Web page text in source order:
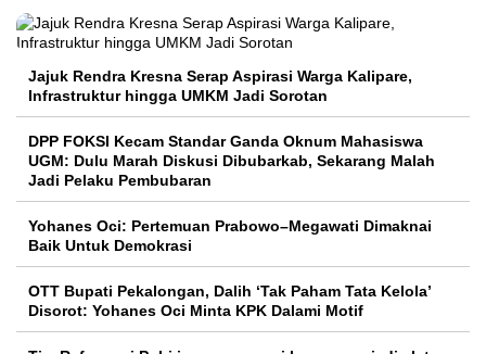
Jajuk Rendra Kresna Serap Aspirasi Warga Kalipare,
Infrastruktur hingga UMKM Jadi Sorotan
DPP FOKSI Kecam Standar Ganda Oknum Mahasiswa
UGM: Dulu Marah Diskusi Dibubarkab, Sekarang Malah
Jadi Pelaku Pembubaran
Yohanes Oci: Pertemuan Prabowo–Megawati Dimaknai
Baik Untuk Demokrasi
OTT Bupati Pekalongan, Dalih ‘Tak Paham Tata Kelola’
Disorot: Yohanes Oci Minta KPK Dalami Motif